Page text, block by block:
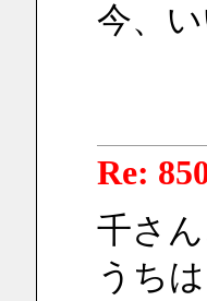
今、
Re:
千さ
うち